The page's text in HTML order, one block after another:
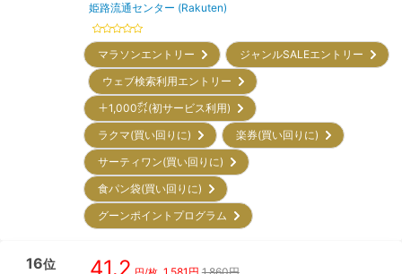
姫路流通センター (Rakuten)
マラソンエントリー
ジャンルSALEエントリー
ウェブ検索利用エントリー
＋1,000㌽(初サービス利用)
ラクマ(買い回りに)
楽券(買い回りに)
サーティワン(買い回りに)
食パン袋(買い回りに)
グーンポイントプログラム
16位 41.2 1,581 円 1,860円